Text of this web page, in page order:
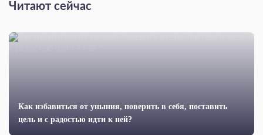
Читают сейчас
Как избавиться от уныния, поверить в себя, поставить
цель и с радостью идти к ней?